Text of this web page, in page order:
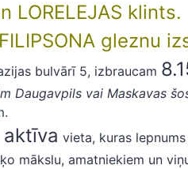
LORELEJAS klints.
gleznu
bulvārī 5, izbraucam
Daugavpils vai Maskavas
vieta, kuras
mākslu, amatniekiem un